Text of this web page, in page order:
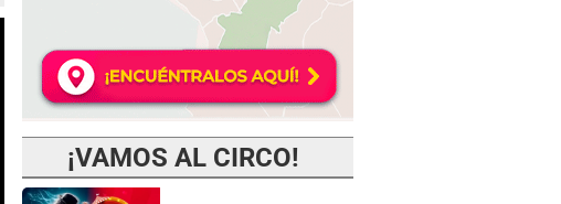
¡VAMOS AL CIRCO!